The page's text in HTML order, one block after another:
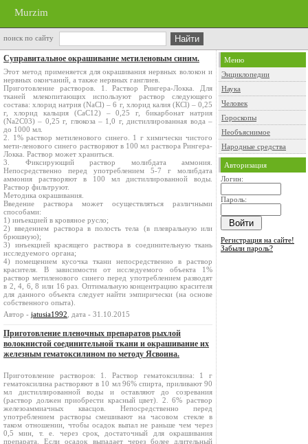
Murzim
поиск по сайту
Суправитальное окрашивание метиленовым синим.
Этот метод применяется для окрашивания нервных волокон и
нервных оконча­ний, а также нервных ганглиев.
Приготовление растворов. 1. Раствор Рингера-Локка. Для
тканей млекопитающих используют раствор следу­ющего
состава: хлорид натрия (NaCl) – 6 г, хлорид калия (КСl) – 0,25
г, хлорид кальция (СаС12) – 0,25 г, бикарбонат натрия
(Na2C03) – 0,25 г, глюкоза – 1,0 г, дистиллированная вода –
до 1000 мл.
2. 1% раствор метиленового синего. 1 г химически чистого
мети-ленового синего растворяют в 100 мл раствора Рингера-
Локка. Раствор может храниться.
3. Фиксирующий раствор молибдата аммония.
Непосредственно перед употреблением 5-7 г молибдата
аммония растворяют в 100 мл дистиллированной воды.
Раствор фильтруют.
Методика окрашивания.
Введение раствора может осуществляться различными
способами:
1) инъекцией в кровяное русло;
2) введением раствора в полость тела (в плевральную или
брюшную);
3) инъекцией красящего раствора в соединительную ткань
исследуемого органа;
4) помещением кусочка ткани непо­средственно в раствор
красителя. В зависимости от исследуемого объекта 1%
раствор метиленового синего перед употреблением раз­водят
в 2, 4, 6, 8 или 16 раз. Оптимальную концентрацию красителя
для данного объекта следует найти эмпирически (на основе
соб­ственного опыта).
Автор - jatusia1992 , дата - 31.10.2015
Приготовление пленочных препаратов рыхлой
волокнистой сое­динительной ткани и окрашивание их
железным гематоксилином по методу Ясвоина.
Приготовление растворов: 1. Раствор гематоксили­на: 1 г
гематоксилина растворяют в 10 мл 96% спирта, приливают 90
мл дистиллированной воды и оставляют до созревания
(раствор должен приобрести красный цвет). 2. 6% раствор
железоаммиачных квасцов. Непосредственно перед
употреблением растворы смешивают на часовом стекле в
таком отношении, чтобы осадок выпал не раньше чем через
0,5 мин, т. е. через срок, достаточный для окрашивания
препарата. Если осадок выпадает через более длительный
Меню
Энциклопедии
Наука
Человек
Гороскопы
Необъяснимое
Народные средства
Авторизация
Логин:
Пароль:
Регистрация на сайте!
Забыли пароль?